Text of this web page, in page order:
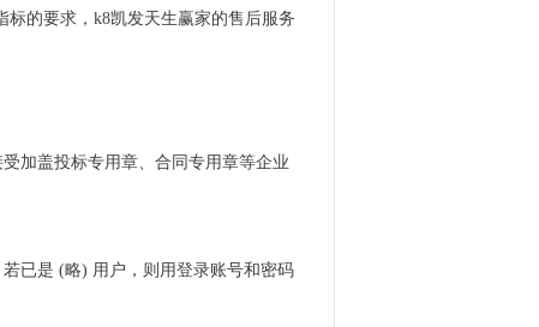
的要求，k8凯发天生赢家的售后服务
加盖投标专用章、合同专用章等企业
若已是 (略) 用户，则用登录账号和密码